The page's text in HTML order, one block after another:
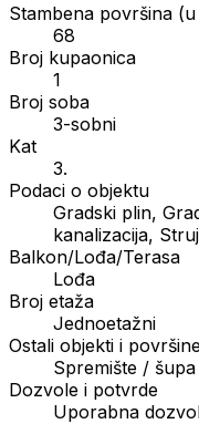
Stambena površina (u
68
Broj kupaonica
1
Broj soba
3-sobni
Kat
3.
Podaci o objektu
Gradski plin,
kanalizacija,
Balkon/Lođa/Terasa
Lođa
Broj etaža
Jednoetažni
Ostali objekti i
Spremište / šupa
Dozvole i potvrde
Uporabna